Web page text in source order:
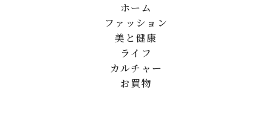
ホーム
ファッション
美と健康
ライフ
カルチャー
お買物